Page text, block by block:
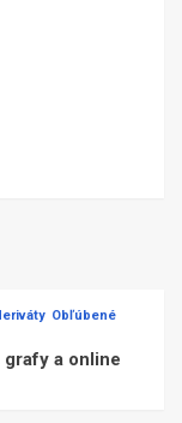
Obľúbené
grafy a online